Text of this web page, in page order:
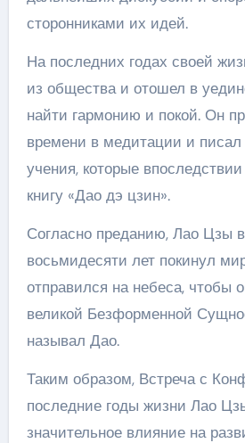
сторонниками их идей.
На последних годах своей
из общества и отошел в
найти гармонию и покой. Он
времени в медитации и
учения, которые
книгу «Дао дэ цзин».
Согласно преданию, Лао Цзы
восьмидесяти лет покинул
отправился на небеса, чтобы
великой Безформенной
называл Дао.
Таким образом, Встреча с
последние годы жизни Лао
значительное влияние на